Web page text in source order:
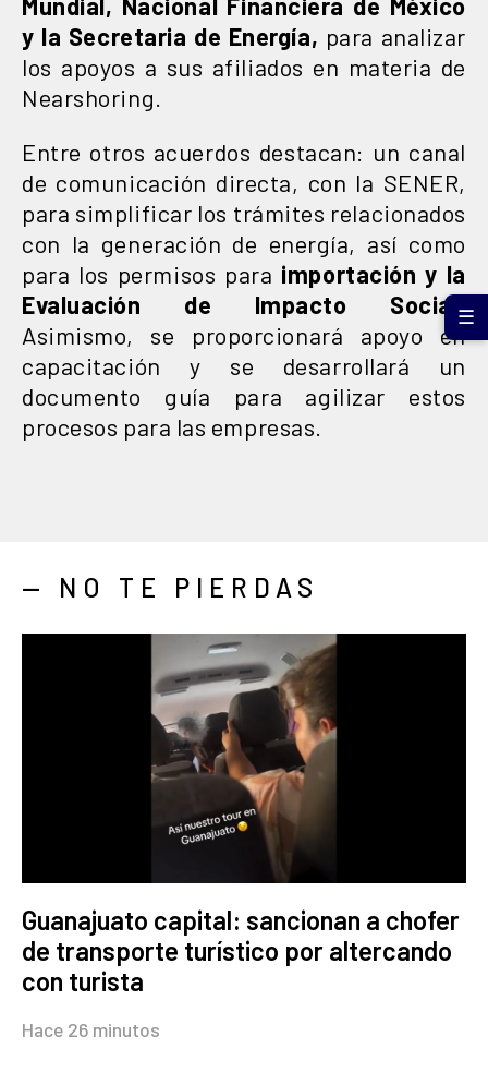
y la Secretaria de Energía, para analizar
los apoyos a sus afiliados en materia de
Nearshoring.
Entre otros acuerdos destacan: un canal
de comunicación directa, con la SENER,
para simplificar los trámites relacionados
con la generación de energía, así como
para los permisos para importación y la
Evaluación de Impacto Social;
Asimismo, se proporcionará apoyo en
capacitación y se desarrollará un
documento guía para agilizar estos
procesos para las empresas.
— NO TE PIERDAS
Guanajuato capital: sancionan a chofer
de transporte turístico por altercando
con turista
Hace 26 minutos
☰